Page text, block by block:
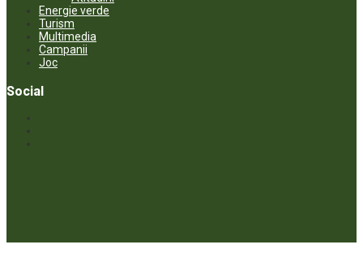
Energie verde
Turism
Multimedia
Campanii
Joc
Social